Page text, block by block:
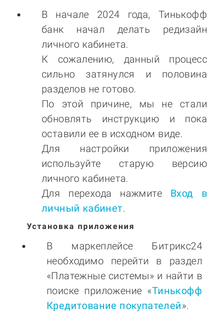
В начале 2024 года, Тинькофф
банк начал делать редизайн
личного кабинета.
К сожалению, данный процесс
сильно затянулся и половина
разделов не готово.
По этой причине, мы не стали
обновлять инструкцию и пока
оставили ее в исходном виде.
Для настройки приложения
используйте старую версию
личного кабинета.
Для перехода нажмите Вход в
личный кабинет.
Установка приложения
В маркеплейсе Битрикс24
необходимо перейти в раздел
«Платежные системы» и найти в
поиске приложение «Тинькофф
Кредитование покупателей».